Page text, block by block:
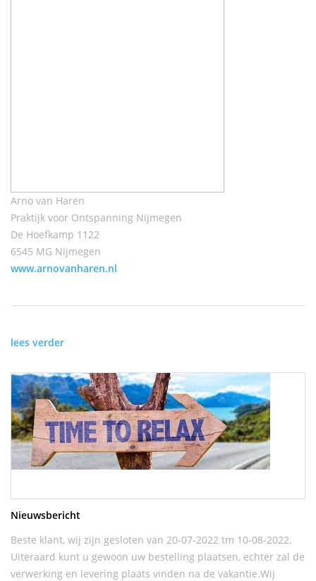
Arno van Haren
Praktijk voor Ontspanning Nijmegen
De Hoefkamp 1122
6545 MG Nijmegen
www.arnovanharen.nl
lees verder
Nieuwsbericht
Beste klant, wij zijn gesloten van 20-07-2022 tm 10-08-2022.
Uiteraard kunt u gewoon uw bestelling plaatsen, echter zal de
verwerking en levering plaats vinden na de vakantie.Wij